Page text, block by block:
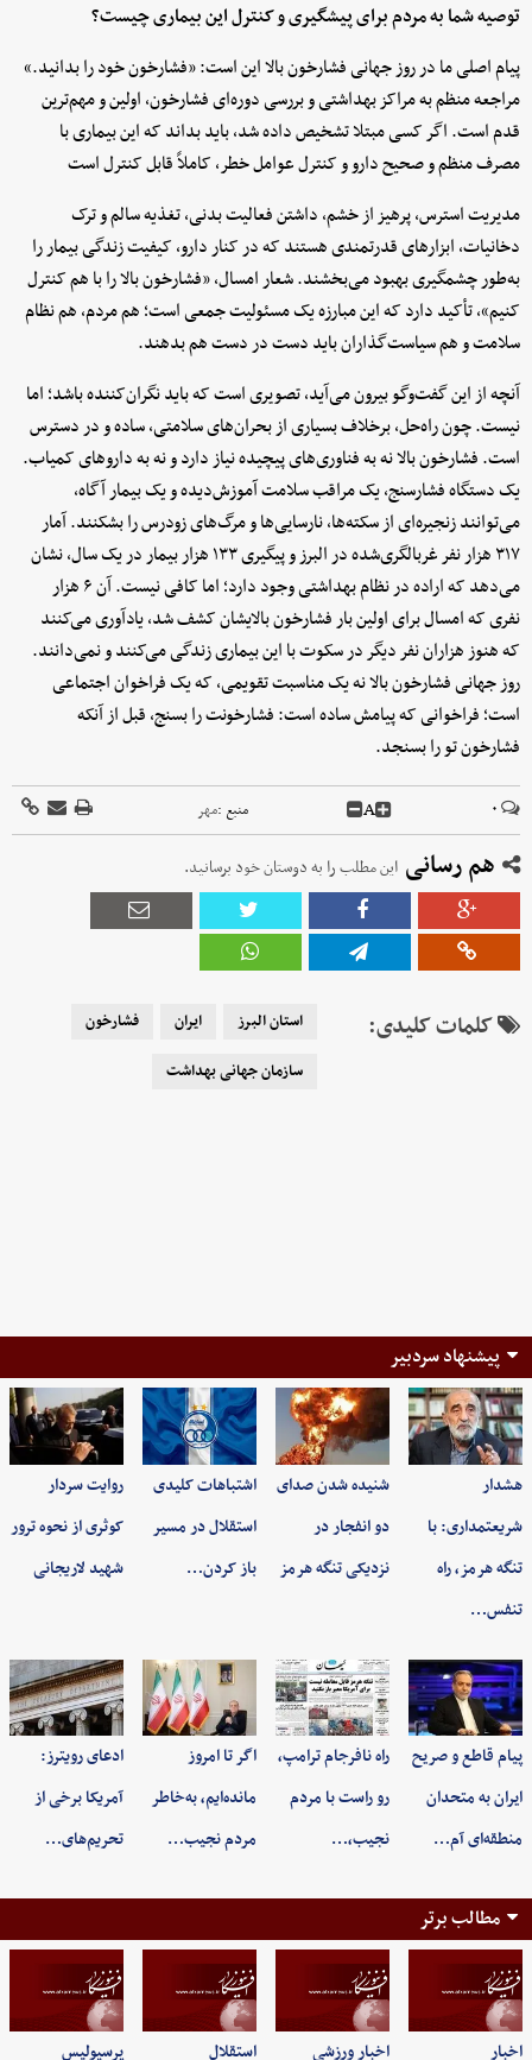
توصیه شما به مردم برای پیشگیری و کنترل این بیماری چیست؟
پیام اصلی ما در روز جهانی فشارخون بالا این است: «فشارخون خود را بدانید.»
مراجعه منظم به مراکز بهداشتی و بررسی دوره‌ای فشارخون، اولین و مهم‌ترین
قدم است. اگر کسی مبتلا تشخیص داده شد، باید بداند که این بیماری با
مصرف منظم و صحیح دارو و کنترل عوامل خطر، کاملاً قابل کنترل است
مدیریت استرس، پرهیز از خشم، داشتن فعالیت بدنی، تغذیه سالم و ترک
دخانیات، ابزارهای قدرتمندی هستند که در کنار دارو، کیفیت زندگی بیمار را
به‌طور چشمگیری بهبود می‌بخشند. شعار امسال، «فشارخون بالا را با هم کنترل
کنیم»، تأکید دارد که این مبارزه یک مسئولیت جمعی است؛ هم مردم، هم نظام
سلامت و هم سیاست‌گذاران باید دست در دست هم بدهند.
آنچه از این گفت‌وگو بیرون می‌آید، تصویری است که باید نگران‌کننده باشد؛ اما
نیست. چون راه‌حل، برخلاف بسیاری از بحران‌های سلامتی، ساده و در دسترس
است. فشارخون بالا نه به فناوری‌های پیچیده نیاز دارد و نه به داروهای کمیاب.
یک دستگاه فشارسنج، یک مراقب سلامت آموزش‌دیده و یک بیمار آگاه،
می‌توانند زنجیره‌ای از سکته‌ها، نارسایی‌ها و مرگ‌های زودرس را بشکنند. آمار
۳۱۷ هزار نفر غربالگری‌شده در البرز و پیگیری ۱۳۳ هزار بیمار در یک سال، نشان
می‌دهد که اراده در نظام بهداشتی وجود دارد؛ اما کافی نیست. آن ۶ هزار
نفری که امسال برای اولین بار فشارخون بالایشان کشف شد، یادآوری می‌کنند
که هنوز هزاران نفر دیگر در سکوت با این بیماری زندگی می‌کنند و نمی‌دانند.
روز جهانی فشارخون بالا نه یک مناسبت تقویمی، که یک فراخوان اجتماعی
است؛ فراخوانی که پیامش ساده است: فشارخونت را بسنج، قبل از آنکه
فشارخون تو را بسنجد.
۰ A منبع :مهر
هم رسانی این مطلب را به دوستان خود برسانید.
کلمات کلیدی: استان البرز ایران
فشارخون
سازمان جهانی بهداشت
پیشنهاد سردبیر
هشدار
شریعتمداری: با
تنگه هرمز، راه
تنفس…
شنیده شدن صدای
دو انفجار در
نزدیکی تنگه هرمز
اشتباهات کلیدی
استقلال در مسیر
باز کردن…
روایت سردار
کوثری از نحوه ترور
شهید لاریجانی
پیام قاطع و صریح
ایران به متحدان
منطقه‌ای آم…
راه نافرجام ترامپ،
رو راست با مردم
نجیب،…
اگر تا امروز
مانده‌ایم، به‌خاطر
مردم نجیب…
ادعای رویترز:
آمریکا برخی از
تحریم‌های…
مطالب برتر
اخبار اخبار ورزشی استقلال پرسپولیس